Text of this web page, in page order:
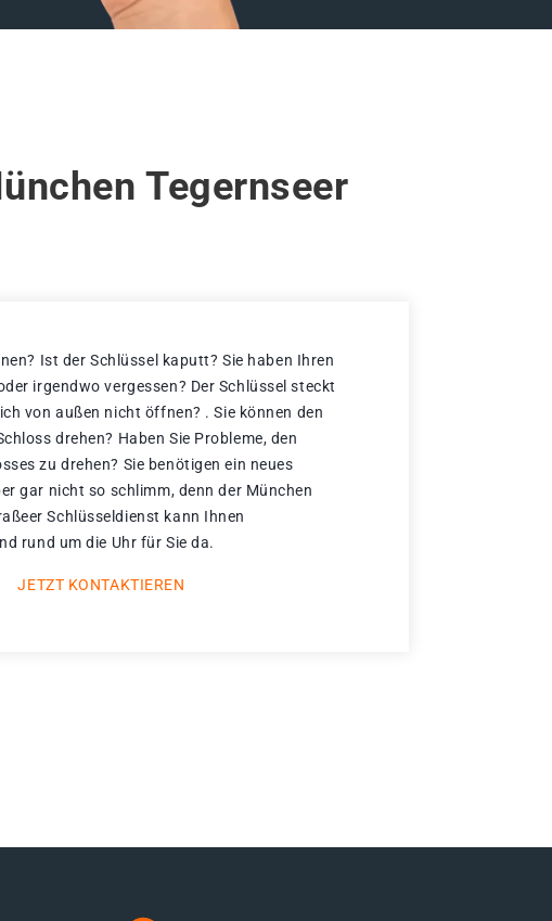
Tegernseer
Ist der Schlüssel kaputt? Sie haben Ihren
irgendwo vergessen? Der Schlüssel steckt
von außen nicht öffnen? . Sie können den
drehen? Haben Sie Probleme, den
zu drehen? Sie benötigen ein neues
gar nicht so schlimm, denn der München
Schlüsseldienst kann Ihnen
rund um die Uhr für Sie da.
JETZT KONTAKTIEREN